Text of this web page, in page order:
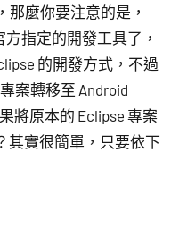
那麼你要注意的是，
方指定的開發工具了，
的開發方式，不過
案轉移至 Android
將原本的 Eclipse 專案
其實很簡單，只要依下